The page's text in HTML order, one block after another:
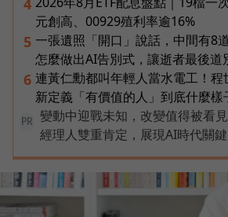
4
元創高、00929殖利率逾16%
5 一張遺照「開口」說話，中間有8
怎麼做出AI告別式，讓逝者最後道
6 連黃仁勳都叫年輕人當水電工！
新定義「有價值的人」到底什麼樣
PR
變動中迎戰未知，改變值得被看
經理人雙重肯定，展現AI時代關